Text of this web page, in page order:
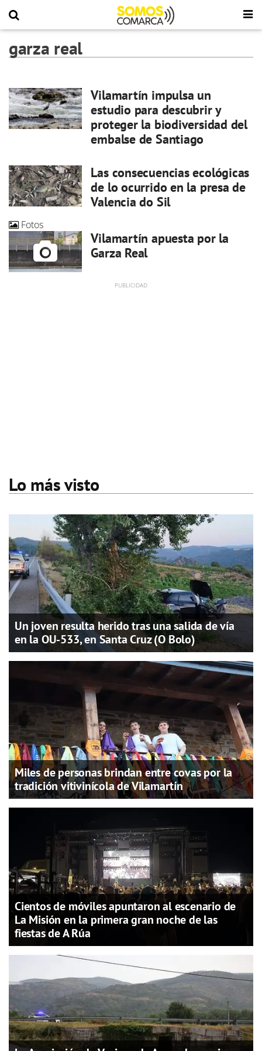
garza real
Vilamartín impulsa un
estudio para descubrir y
proteger la biodiversidad del
embalse de Santiago
Las consecuencias ecológicas
de lo ocurrido en la presa de
Valencia do Sil
Fotos
Vilamartín apuesta por la
Garza Real
Lo más visto
Un joven resulta herido tras una salida de vía
en la OU-533, en Santa Cruz (O Bolo)
Miles de personas brindan entre covas por la
tradición vitivinícola de Vilamartín
Cientos de móviles apuntaron al escenario de
La Misión en la primera gran noche de las
fiestas de A Rúa